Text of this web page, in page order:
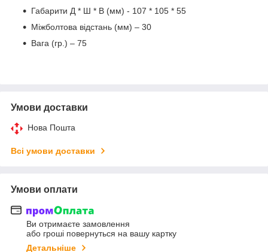
Габарити Д * Ш * В (мм) - 107 * 105 * 55
Міжболтова відстань (мм) – 30
Вага (гр.) – 75
Умови доставки
Нова Пошта
Всі умови доставки
Умови оплати
Ви отримаєте замовлення
або гроші повернуться на вашу картку
Детальніше